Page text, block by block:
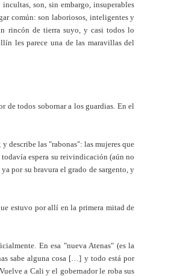
son, sin embargo, insuperables
común: son laboriosos, inteligentes y
rincón de tierra suyo, y casi todos lo
les parece una de las maravillas del
de todos sobornar a los guardias. En el
describe las "rabonas": las mujeres que
espera su reivindicación (aún no
por su bravura el grado de sargento, y
estuvo por allí en la primera mitad de
En esa "nueva Atenas" (es la
sabe alguna cosa […] y todo está por
a Cali y el gobernador le roba sus